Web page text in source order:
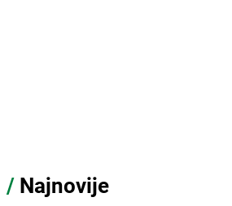
/ Najnovije